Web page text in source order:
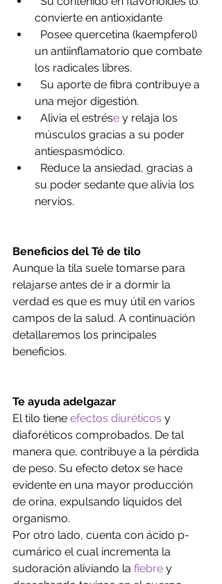
convierte en antioxidante
un antiinflamatorio que combate
los radicales libres.
una mejor digestión.
  Alivia el estrés
e y relaja los
músculos gracias a su poder
antiespasmódico.
su poder sedante que alivia los
nervios.
Beneficios del Té de tilo
Aunque la tila suele tomarse para
relajarse antes de ir a dormir la
verdad es que es muy útil en varios
campos de la salud. A continuación
detallaremos los principales
beneficios.
Te ayuda adelgazar
El tilo tiene efectos diuréticos y
diaforéticos comprobados. De tal
manera que, contribuye a la pérdida
de peso. Su efecto detox se hace
evidente en una mayor producción
de orina, expulsando líquidos del
organismo.
Por otro lado, cuenta con ácido p-
cumárico el cual incrementa la
sudoración aliviando la fiebre y